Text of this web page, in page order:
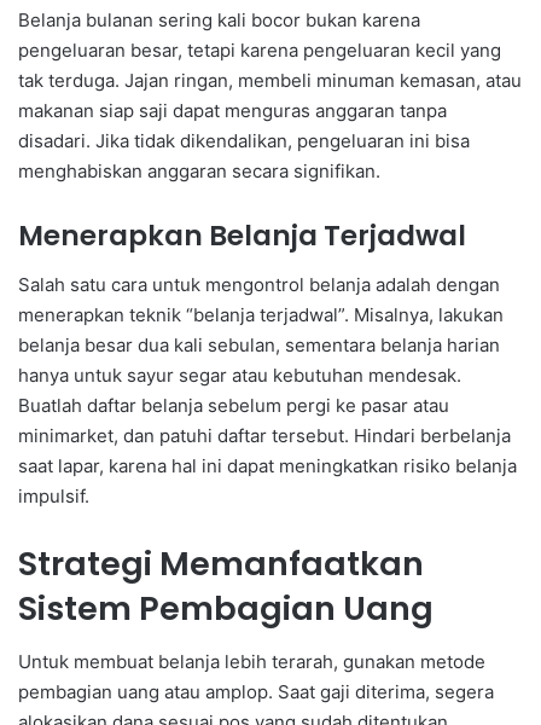
Belanja bulanan sering kali bocor bukan karena
pengeluaran besar, tetapi karena pengeluaran kecil yang
tak terduga. Jajan ringan, membeli minuman kemasan, atau
makanan siap saji dapat menguras anggaran tanpa
disadari. Jika tidak dikendalikan, pengeluaran ini bisa
menghabiskan anggaran secara signifikan.
Menerapkan Belanja Terjadwal
Salah satu cara untuk mengontrol belanja adalah dengan
menerapkan teknik “belanja terjadwal”. Misalnya, lakukan
belanja besar dua kali sebulan, sementara belanja harian
hanya untuk sayur segar atau kebutuhan mendesak.
Buatlah daftar belanja sebelum pergi ke pasar atau
minimarket, dan patuhi daftar tersebut. Hindari berbelanja
saat lapar, karena hal ini dapat meningkatkan risiko belanja
impulsif.
Strategi Memanfaatkan
Sistem Pembagian Uang
Untuk membuat belanja lebih terarah, gunakan metode
pembagian uang atau amplop. Saat gaji diterima, segera